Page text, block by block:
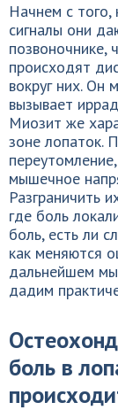
Начнем с того,
сигналы они
происходят
вокруг них. Он
вызывает
Миозит же
зоне лопаток.
мышечное
Разграничить
где боль
боль, есть ли
как меняются
дальнейшем
дадим
боль в